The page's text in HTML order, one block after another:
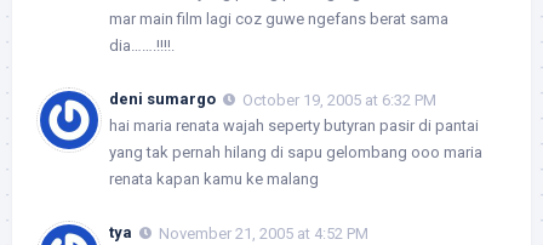
mar main film lagi coz guwe ngefans berat sama
dia…….!!!!.
deni sumargo
October 19, 2005 at 6:32 PM
hai maria renata wajah seperty butyran pasir di pantai
yang tak pernah hilang di sapu gelombang ooo maria
renata kapan kamu ke malang
tya
November 21, 2005 at 4:52 PM